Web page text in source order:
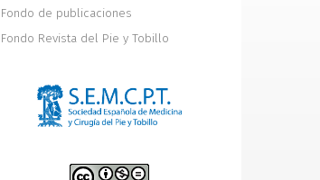
Fondo de publicaciones
Fondo Revista del Pie y Tobillo